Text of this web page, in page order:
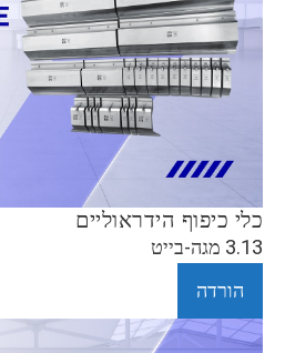
כלי כיפוף הידראוליים
3.13 מגה-בייט
הורדה